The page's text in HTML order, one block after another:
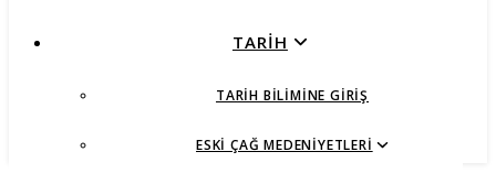
TARİH
TARIH BILIMINE GIRIŞ
ESKI ÇAĞ MEDENIYETLERI